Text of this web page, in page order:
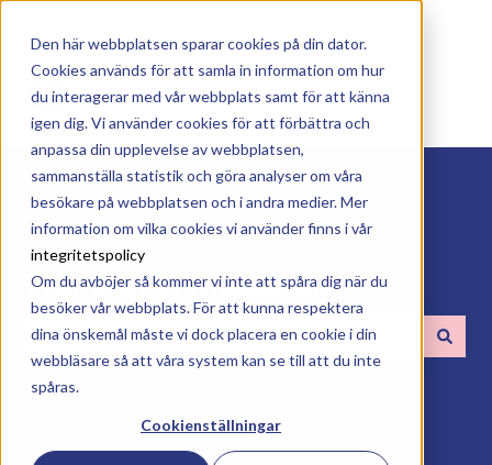
Den här webbplatsen sparar cookies på din dator.
Cookies används för att samla in information om hur
du interagerar med vår webbplats samt för att känna
igen dig. Vi använder cookies för att förbättra och
anpassa din upplevelse av webbplatsen,
sammanställa statistik och göra analyser om våra
besökare på webbplatsen och i andra medier. Mer
information om vilka cookies vi använder finns i vår
integritetspolicy
Om du avböjer så kommer vi inte att spåra dig när du
besöker vår webbplats. För att kunna respektera
dina önskemål måste vi dock placera en cookie i din
webbläsare så att våra system kan se till att du inte
spåras.
Cookienställningar
Hur kan vi hjälpa dig?
Det finns inga förslag eftersom sökfältet är tomt.